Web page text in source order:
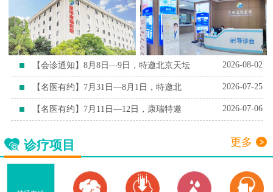
【会诊通知】8月8日—9日，特邀北京天坛 2026-08-02
【名医有约】7月31日—8月1日，特邀北 2026-07-25
【名医有约】7月11日—12日，康瑞特邀 2026-07-06
诊疗项目 更多